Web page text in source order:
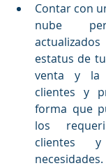
Contar con
nube
estatus de
venta y la
clientes y
forma que
los
clientes
necesidades.